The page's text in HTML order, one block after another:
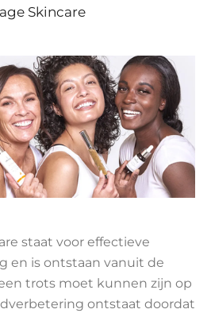
Skincare
staat voor effectieve
en is ontstaan vanuit de
trots moet kunnen zijn op
ontstaat doordat